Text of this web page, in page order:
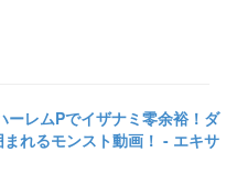
ーレムPでイザナミ零余裕！ダ
れるモンスト動画！ - エキサ